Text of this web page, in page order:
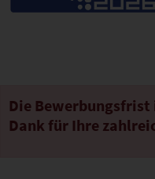
Die
Dank für Ihre